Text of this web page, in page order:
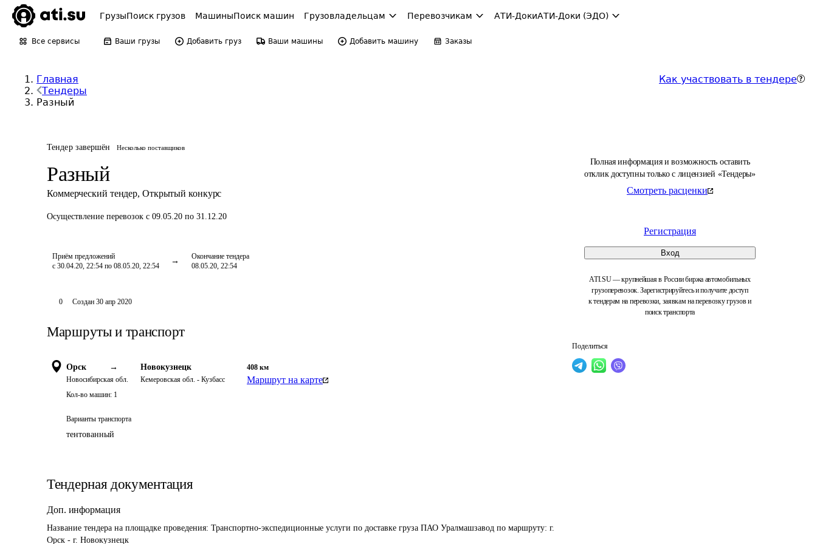
ГрузыПоиск грузов МашиныПоиск машин Грузовладельцам Перевозчикам АТИ-ДокиАТИ-Доки (ЭДО)
Все сервисы Ваши грузы Добавить груз Ваши машины Добавить машину Заказы
Главная
Тендеры
Разный
Как участвовать в тендере
Тендер завершён Несколько поставщиков
Разный
Коммерческий тендер, Открытый конкурс
Осуществление перевозок с 09.05.20 по 31.12.20
Приём предложений
с 30.04.20, 22:54 по 08.05.20, 22:54
Окончание тендера
08.05.20, 22:54
Полная информация и возможность оставить
отклик доступны только с лицензией «Тендеры»
Смотреть расценки
Регистрация
Вход
ATI.SU — крупнейшая в России биржа автомобильных
грузоперевозок. Зарегистрируйтесь и получите доступ
к тендерам на перевозки, заявкам на перевозку грузов и
поиск транспорта
Поделиться
0 Создан 30 апр 2020
Маршруты и транспорт
Орск →
Новосибирская обл.
Новокузнецк
Кемеровская обл. - Кузбасс
408 км
Маршрут на карте
Кол-во машин: 1
Варианты транспорта
тентованный
Тендерная документация
Доп. информация
Название тендера на площадке проведения: Транспортно-экспедиционные услуги по доставке груза ПАО Уралмашзавод по маршруту: г.
Орск - г. Новокузнецк